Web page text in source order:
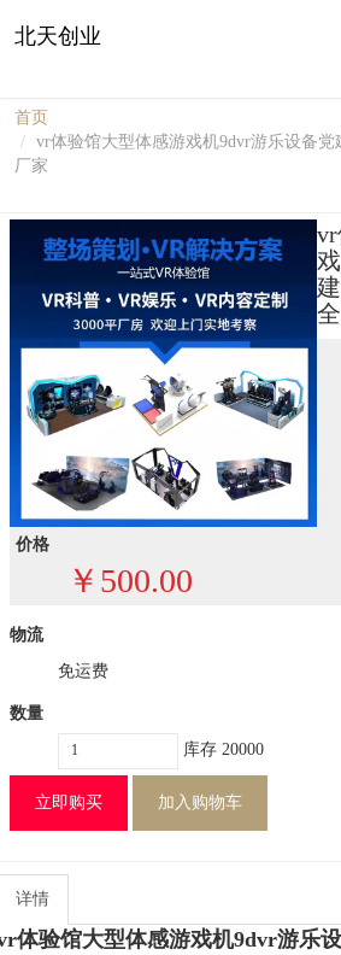
北天创业
首页
vr体验馆大型体感游戏机9dvr游乐设备
厂家
价格
￥ 500.00
物流
免运费
数量
库存 20000
立即购买 加入购物车
详情
体验馆大型体感游戏机9dvr游乐